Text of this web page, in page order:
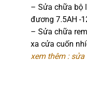
– Sửa chữa bộ
đương 7.5AH -
– Sửa chữa
xa cửa cuốn
xem thêm :